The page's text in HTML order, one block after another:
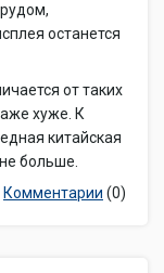
останется
от таких
хуже. К
китайская
больше.
Комментарии (0)